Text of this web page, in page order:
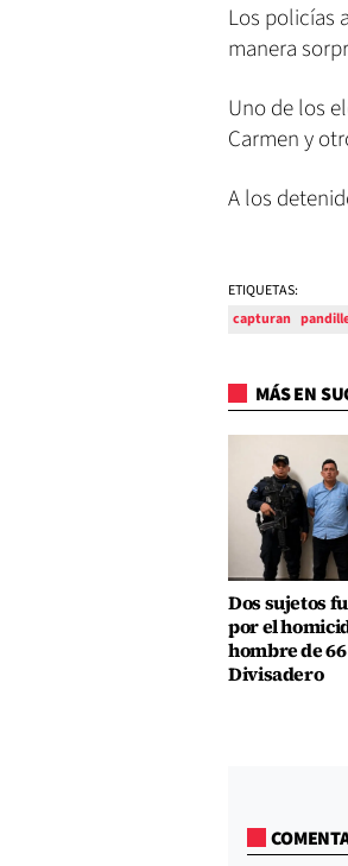
Los policías
manera
Uno de los
Carmen y
A los
ETIQUETAS:
capturan
MÁS EN
Dos sujetos
por el
hombre de
Divisadero